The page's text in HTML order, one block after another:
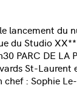
lancement du
du Studio
PARC DE LA
St-Laurent
chef : Sophie